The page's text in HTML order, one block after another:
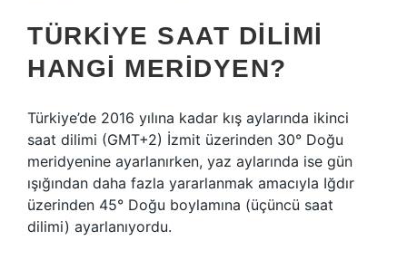
TÜRKIYE SAAT DILIMI
HANGI MERIDYEN?
Türkiye’de 2016 yılına kadar kış aylarında ikinci
saat dilimi (GMT+2) İzmit üzerinden 30° Doğu
meridyenine ayarlanırken, yaz aylarında ise gün
ışığından daha fazla yararlanmak amacıyla Iğdır
üzerinden 45° Doğu boylamına (üçüncü saat
dilimi) ayarlanıyordu.